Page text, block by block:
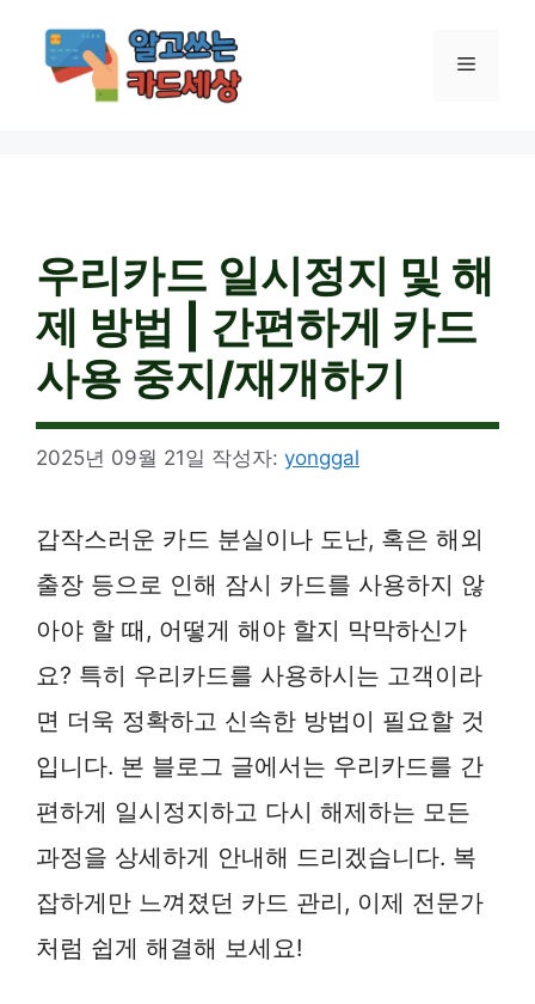
메
우리카드 일시정지 및 해
제 방법 | 간편하게 카드
사용 중지/재개하기
2025년 09월 21일 작성자: yonggal
갑작스러운 카드 분실이나 도난, 혹은 해외
출장 등으로 인해 잠시 카드를 사용하지 않
아야 할 때, 어떻게 해야 할지 막막하신가
요? 특히 우리카드를 사용하시는 고객이라
면 더욱 정확하고 신속한 방법이 필요할 것
입니다. 본 블로그 글에서는 우리카드를 간
편하게 일시정지하고 다시 해제하는 모든
과정을 상세하게 안내해 드리겠습니다. 복
잡하게만 느껴졌던 카드 관리, 이제 전문가
처럼 쉽게 해결해 보세요!